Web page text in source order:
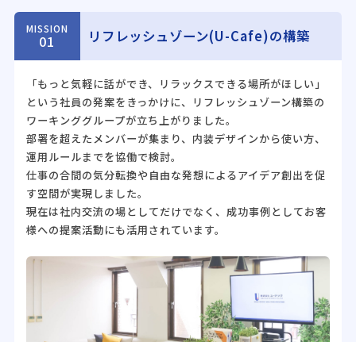
MISSION
01 リフレッシュゾーン(U-Cafe)の構築
「もっと気軽に話ができ、リラックスできる場所がほしい」
という社員の発案をきっかけに、リフレッシュゾーン構築の
ワーキンググループが立ち上がりました。
部署を超えたメンバーが集まり、内装デザインから使い方、
運用ルールまでを協働で検討。
仕事の合間の気分転換や自由な発想によるアイデア創出を促
す空間が実現しました。
現在は社内交流の場としてだけでなく、成功事例としてお客
様への提案活動にも活用されています。